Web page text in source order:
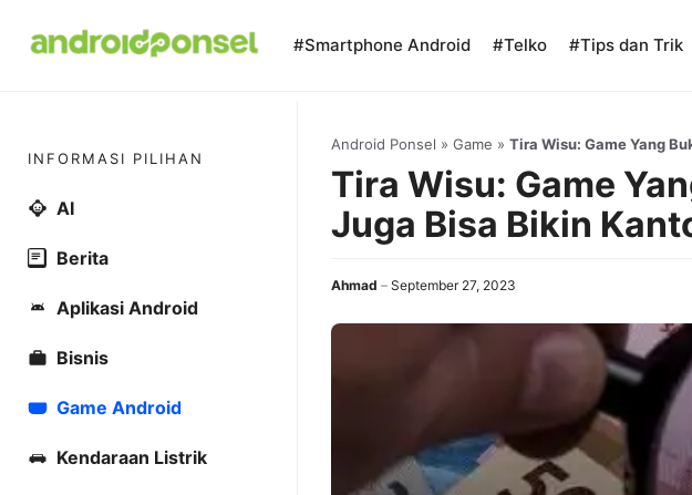
#Smartphone Android #Telko #Tips dan Trik
Android Ponsel » Game » Tira Wisu: Game Yang
Tira Wisu: Game
Juga Bisa Bikin
Ahmad September 27, 2023
INFORMASI PILIHAN
AI
Berita
Aplikasi Android
Bisnis
Game Android
Kendaraan Listrik